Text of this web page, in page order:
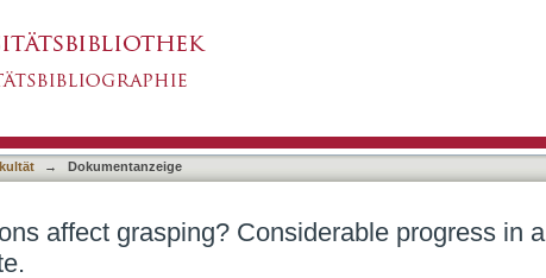
→ Dokumentanzeige
affect grasping? Considerable progress in a